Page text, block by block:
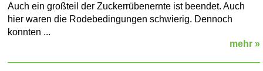
Auch ein großteil der Zuckerrübenernte ist beendet. Auch
hier waren die Rodebedingungen schwierig. Dennoch
konnten ...
mehr »